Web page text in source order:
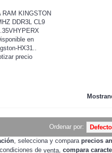
RAM KINGSTON
DDR3L CL9
en
HX31..
precio
Ordenar por:
, selecciona y compara precios
condiciones de venta compara